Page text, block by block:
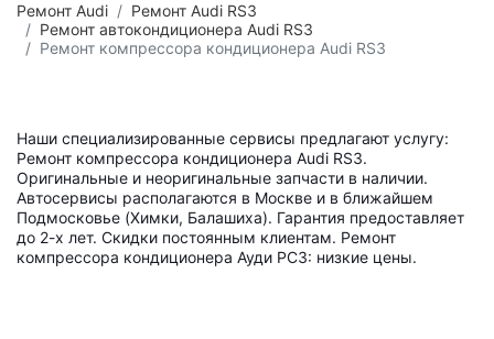
Ремонт Audi
Ремонт Audi RS3
Ремонт автокондиционера Audi RS3
Ремонт компрессора кондиционера Audi RS3
Наши специализированные сервисы предлагают услугу:
Ремонт компрессора кондиционера Audi RS3.
Оригинальные и неоригинальные запчасти в наличии.
Автосервисы располагаются в Москве и в ближайшем
Подмосковье (Химки, Балашиха). Гарантия предоставляет
до 2-х лет. Скидки постоянным клиентам. Ремонт
компрессора кондиционера Ауди РС3: низкие цены.